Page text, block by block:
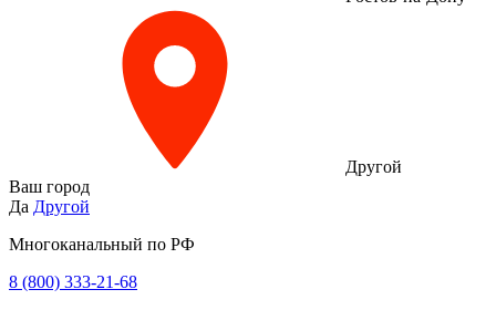
Другой
Ваш город
Да Другой
Многоканальный по РФ
8 (800) 333‑21-68